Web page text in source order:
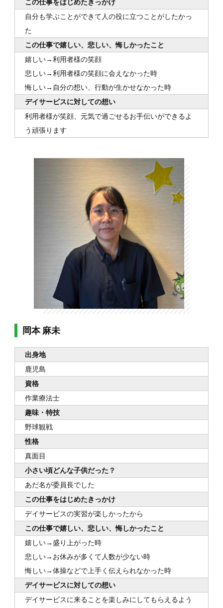
この仕事をはじめたきっかけ
自分も学ぶことができて人の役に立つことがしたかっ
た
この仕事で嬉しい、悲しい、悔しかったこと
嬉しい→利用者様の笑顔
悲しい→利用者様の笑顔に会えなかった時
悔しい→自分の想い、行動が生かせなかった時
デイサービスに対しての想い
利用者様が笑顔、元気で過ごせるお手伝いができるよ
う頑張ります
岡本 麻未
出身地
鹿児島
資格
作業療法士
趣味・特技
野球観戦
性格
真面目
小さい頃どんな子供だった？
あだ名が委員長でした
この仕事をはじめたきっかけ
デイサービスの実習が楽しかったから
この仕事で嬉しい、悲しい、悔しかったこと
嬉しい→盛り上がった時
悲しい→お休みが多くて人数が少ない時
悔しい→体操などで上手く伝えられなかった時
デイサービスに対しての想い
デイサービスに来ることを楽しみにしてもらえるよう